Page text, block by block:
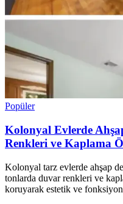
Popüler
Kolonyal Evlerde
Renkleri ve Kaplama
Kolonyal tarz evlerde ahşap
tonlarda duvar renkleri ve
koruyarak estetik ve